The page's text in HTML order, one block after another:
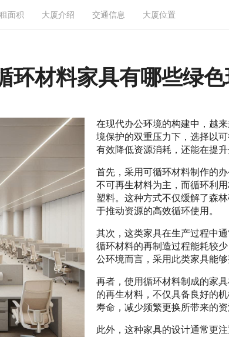
面积 大厦介绍 交通信息 大厦位置
环材料家具有哪些绿
在现代办公环境的构建中，越
境保护的双重压力下，选择以
有效降低资源消耗，还能在提
首先，采用可循环材料制作的
不可再生材料为主，而循环利
塑料。这种方式不仅缓解了森
于推动资源的高效循环使用。
其次，这类家具在生产过程中
循环材料的再制造过程能耗较
公环境而言，采用此类家具能
再者，使用循环材料制成的家
的再生材料，不仅具备良好的
寿命，减少频繁更换所带来的资
此外，这种家具的设计通常更